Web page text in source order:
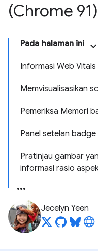
(Chrome 91)
Pada halaman ini
Informasi Web
Memvisualisasikan
Pemeriksa Memori
Panel setelan
Pratinjau gambar
informasi rasio
Jecelyn Yeen